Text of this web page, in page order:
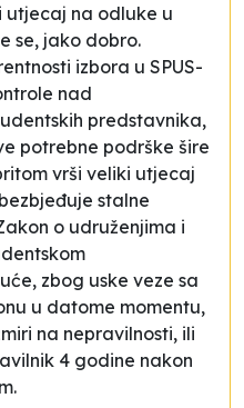
utjecaj na odluke u
se, jako dobro.
izbora u SPUS-
nad
predstavnika,
potrebne podrške šire
vrši veliki utjecaj
stalne
o udruženjima i
zbog uske veze sa
u datome momentu,
na nepravilnosti, ili
4 godine nakon
.